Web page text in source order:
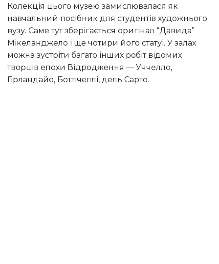
Колекція цього музею замислювалася як
навчальний посібник для студентів художнього
вузу. Саме тут зберігається оригінал “Давида”
Мікеланджело і ще чотири його статуї. У залах
можна зустріти багато інших робіт відомих
творців епохи Відродження — Уччелло,
Гірландайо, Боттічеллі, дель Сарто.